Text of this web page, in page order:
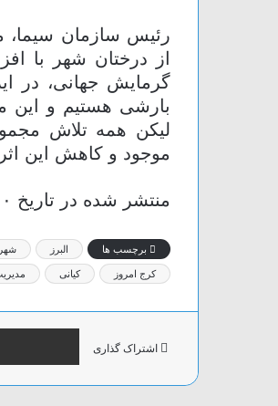
رئیس سازمان سیما،
از درختان شهر با
گرمایش جهانی، در
بارشی هستیم و این
لیکن همه تلاش
موجود و کاهش این
منتشر شده در تاریخ ۱۰ مردادماه ۱۴۰۳
برچسب ها البرز شهر
کرج امروز
کیانی
اشتراک گذاری